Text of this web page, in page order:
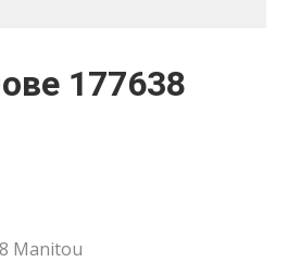
177638
Manitou